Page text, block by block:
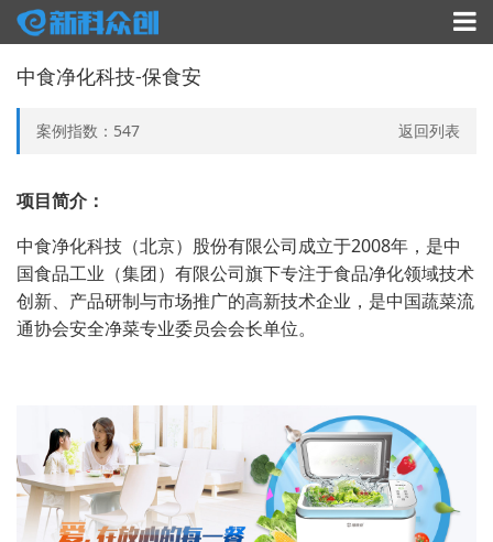
中食净化科技-保食安
案例指数： 547 返回列表
项目简介：
中食净化科技（北京）股份有限公司成立于2008年，是中
国食品工业（集团）有限公司旗下专注于食品净化领域技术
创新、产品研制与市场推广的高新技术企业，是中国蔬菜流
通协会安全净菜专业委员会会长单位。